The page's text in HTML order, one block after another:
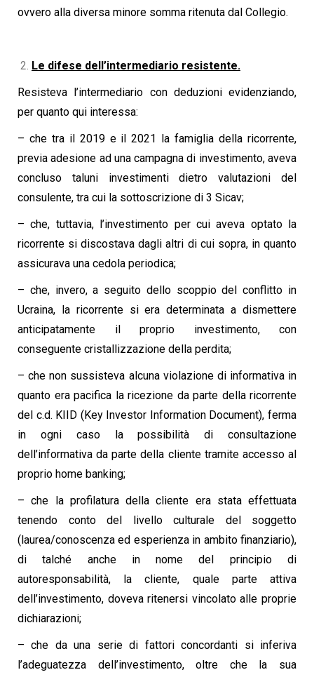
ovvero alla diversa minore somma ritenuta dal Collegio.
Le difese dell’intermediario resistente.
Resisteva l’intermediario con deduzioni evidenziando,
per quanto qui interessa:
– che tra il 2019 e il 2021 la famiglia della ricorrente,
previa adesione ad una campagna di investimento, aveva
concluso taluni investimenti dietro valutazioni del
consulente, tra cui la sottoscrizione di 3 Sicav;
– che, tuttavia, l’investimento per cui aveva optato la
ricorrente si discostava dagli altri di cui sopra, in quanto
assicurava una cedola periodica;
– che, invero, a seguito dello scoppio del conflitto in
Ucraina, la ricorrente si era determinata a dismettere
anticipatamente il proprio investimento, con
conseguente cristallizzazione della perdita;
– che non sussisteva alcuna violazione di informativa in
quanto era pacifica la ricezione da parte della ricorrente
del c.d. KIID (Key Investor Information Document), ferma
in ogni caso la possibilità di consultazione
dell’informativa da parte della cliente tramite accesso al
proprio home banking;
– che la profilatura della cliente era stata effettuata
tenendo conto del livello culturale del soggetto
(laurea/conoscenza ed esperienza in ambito finanziario),
di talché anche in nome del principio di
autoresponsabilità, la cliente, quale parte attiva
dell’investimento, doveva ritenersi vincolato alle proprie
dichiarazioni;
– che da una serie di fattori concordanti si inferiva
l’adeguatezza dell’investimento, oltre che la sua